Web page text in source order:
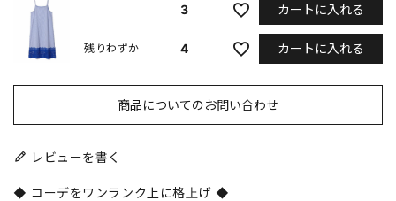
3 カートに入れる
4
残りわずか カートに入れる
商品についてのお問い合わせ
レビューを書く
◆ コーデをワンランク上に格上げ ◆